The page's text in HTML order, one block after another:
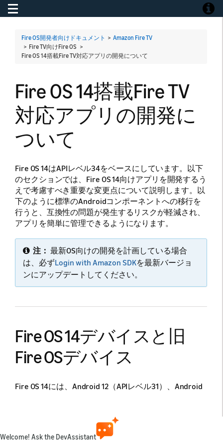
Toggle navigation
Fire OS開発者向けドキュメント > Amazon Fire TV
> Fire TV向けFire OS >
Fire OS 14搭載Fire TV対応アプリの開発について
Fire OS 14搭載Fire TV
対応アプリの開発に
ついて
Fire OS 14はAPIレベル34をベースにしています。以下
のセクションでは、Fire OS 14向けアプリを開発するう
えで考慮すべき重要な変更点について説明します。以
下のように標準のAndroidコンポーネントへの移行を
行うと、互換性の問題が発生するリスクが軽減され、
アプリを簡単に管理できるようになります。
注： 最新OS向けの開発を計画している場合
は、必ずLogin with Amazon SDKを最新バージョ
ンにアップデートしてください。
Fire OS 14デバイスと旧
Fire OSデバイス
Fire OS 14には、Android 12（APIレベル31）、Android
込まれています。古いバージョンのFire TVデバイスの
中には、まだ以前のバージョンのFire OSで動作するも
のもあります。
Welcome! Ask the DevAssistant